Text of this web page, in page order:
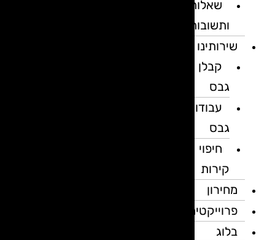
שאלות
ותשובות
שירותינו
קבלן
גבס
עבודות
גבס
חיפוי
קירות
מחירון
פרוייקטים
בלוג